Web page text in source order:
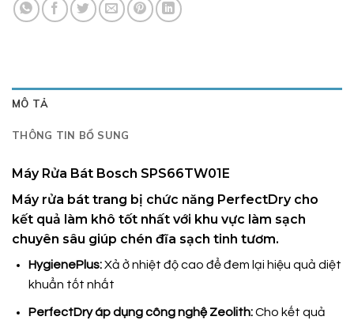
MÔ TẢ
THÔNG TIN BỔ SUNG
Máy Rửa Bát Bosch SPS66TW01E
Máy rửa bát trang bị chức năng PerfectDry cho
kết quả làm khô tốt nhất với khu vực làm sạch
chuyên sâu giúp chén đĩa sạch tinh tươm.
HygienePlus:Xả ở nhiệt độ cao để đem lại hiệu quả diệt
khuẩn tốt nhất
PerfectDry áp dụng công nghệ Zeolith:Cho kết quả